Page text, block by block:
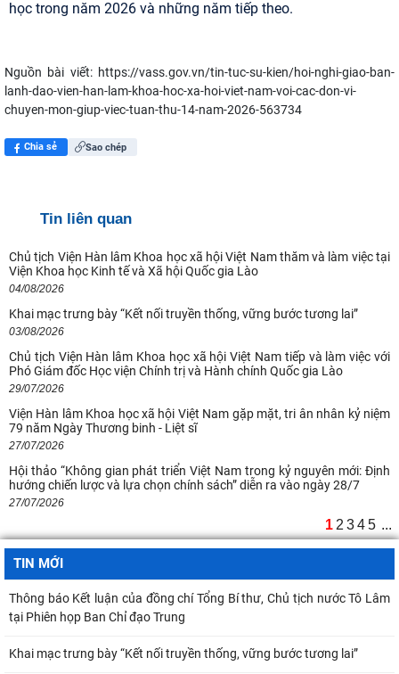
học trong năm 2026 và những năm tiếp theo.
Nguồn bài viết: https://vass.gov.vn/tin-tuc-su-kien/hoi-nghi-giao-ban-
lanh-dao-vien-han-lam-khoa-hoc-xa-hoi-viet-nam-voi-cac-don-vi-
chuyen-mon-giup-viec-tuan-thu-14-nam-2026-563734
Chia sẻ Sao chép
Tin liên quan
Chủ tịch Viện Hàn lâm Khoa học xã hội Việt Nam thăm và làm việc tại
Viện Khoa học Kinh tế và Xã hội Quốc gia Lào
04/08/2026
Khai mạc trưng bày “Kết nối truyền thống, vững bước tương lai”
03/08/2026
Chủ tịch Viện Hàn lâm Khoa học xã hội Việt Nam tiếp và làm việc với
Phó Giám đốc Học viện Chính trị và Hành chính Quốc gia Lào
29/07/2026
Viện Hàn lâm Khoa học xã hội Việt Nam gặp mặt, tri ân nhân kỷ niệm
79 năm Ngày Thương binh - Liệt sĩ
27/07/2026
Hội thảo “Không gian phát triển Việt Nam trong kỷ nguyên mới: Định
hướng chiến lược và lựa chọn chính sách” diễn ra vào ngày 28/7
27/07/2026
1 2 345 ...
TIN MỚI
Quan điểm của Chủ tịch Hồ Chí Minh về lợi ích, nguyên tắc, bản chất,
cách tổ chức và quản lý của
Kế hoạch hành động 100 ngày tập trung xử lý các điểm nghẽn về
chuyển đổi số trong các cơ quan Đảng
Hội thảo khoa học quốc tế: “Nền kinh tế độc lập, tự chủ: Sáng kiến của
Cộng hòa Dân chủ Nhân dân
Chủ tịch Viện Hàn lâm Khoa học xã hội Việt Nam thăm và làm việc tại
Viện Khoa học Kinh tế và Xã hội
Bản tin Đài Truyền hình Hà Nội: Lễ Khai mạc trưng bày "Kết nối truyền
thống - Vững bước tương lai"
Thông báo Kết luận của đồng chí Tổng Bí thư, Chủ tịch nước Tô Lâm
tại Phiên họp Ban Chỉ đạo Trung
Khai mạc trưng bày “Kết nối truyền thống, vững bước tương lai”